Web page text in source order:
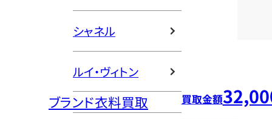
シャネル
ルイ・ヴィトン
ブランド衣料買取 買取金額